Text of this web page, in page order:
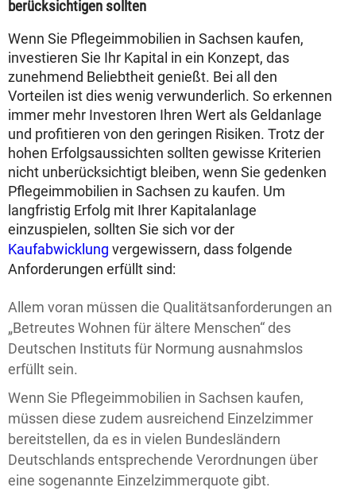
berücksichtigen sollten
Wenn Sie Pflegeimmobilien in Sachsen kaufen,
investieren Sie Ihr Kapital in ein Konzept, das
zunehmend Beliebtheit genießt. Bei all den
Vorteilen ist dies wenig verwunderlich. So erkennen
immer mehr Investoren Ihren Wert als Geldanlage
und profitieren von den geringen Risiken. Trotz der
hohen Erfolgsaussichten sollten gewisse Kriterien
nicht unberücksichtigt bleiben, wenn Sie gedenken
Pflegeimmobilien in Sachsen zu kaufen. Um
langfristig Erfolg mit Ihrer Kapitalanlage
einzuspielen, sollten Sie sich vor der
Kaufabwicklung vergewissern, dass folgende
Anforderungen erfüllt sind:
Allem voran müssen die Qualitätsanforderungen an
„Betreutes Wohnen für ältere Menschen“ des
Deutschen Instituts für Normung ausnahmslos
erfüllt sein.
Wenn Sie Pflegeimmobilien in Sachsen kaufen,
müssen diese zudem ausreichend Einzelzimmer
bereitstellen, da es in vielen Bundesländern
Deutschlands entsprechende Verordnungen über
eine sogenannte Einzelzimmerquote gibt.